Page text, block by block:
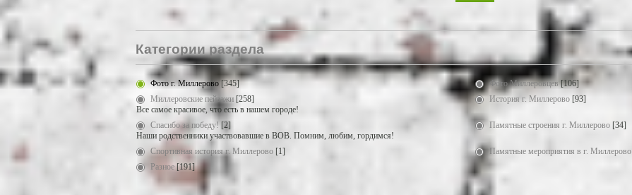
Категории раздела
Фото г. Миллерово [345] Фото Миллеровцев [106]
Миллеровские пейзажи [258]
Все самое красивое, что есть в нашем городе!
История г. Миллерово [93]
Спасибо за победу! [2]
Наши родственники участвовавшие в ВОВ. Помним, любим, гордимся!
Памятные строения г. Миллерово [34]
Спортивная история г. Миллерово [1] Памятные мероприятия в г. Миллерово
Разное [191]